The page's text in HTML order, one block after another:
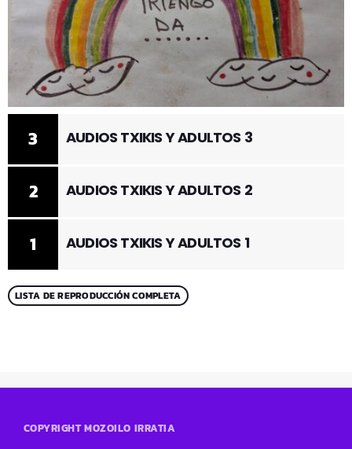
1 AUDIOS TXIKIS Y ADULTOS 1
2 AUDIOS TXIKIS Y ADULTOS 2
3 AUDIOS TXIKIS Y ADULTOS 3
LISTA DE REPRODUCCIÓN COMPLETA
COPYRIGHT MOZOILO IRRATIA